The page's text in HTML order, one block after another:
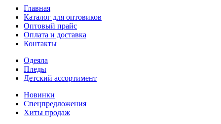
Главная
Каталог для оптовиков
Оптовый прайс
Оплата и доставка
Контакты
Одеяла
Пледы
Детский ассортимент
Новинки
Спецпредложения
Хиты продаж